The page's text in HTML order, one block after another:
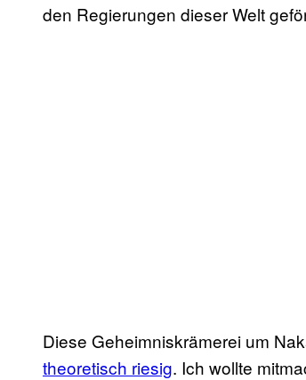
den Regierungen dieser Welt
Diese Geheimniskrämerei um
theoretisch riesig. Ich wollte